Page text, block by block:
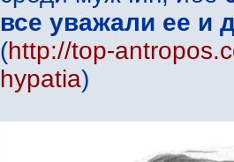
все уважали ее и
(http://top-
hypatia)